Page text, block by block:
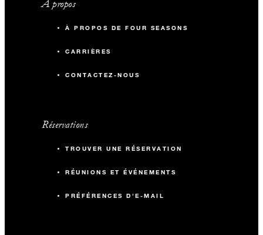
À propos
À PROPOS DE FOUR SEASONS
CARRIÈRES
CONTACTEZ-NOUS
Réservations
TROUVER UNE RÉSERVATION
RÉUNIONS ET ÉVÉNEMENTS
PRÉFÉRENCES D'E-MAIL